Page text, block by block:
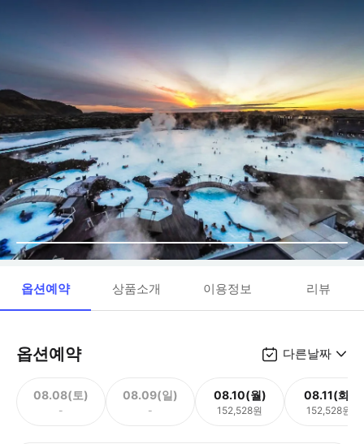
옵션예약 상품소개 이용정보 리뷰
옵션예약 다른날짜
08.08(토)
-
08.09(일)
-
08.10(월)
152,528원
08.11(화)
152,528원